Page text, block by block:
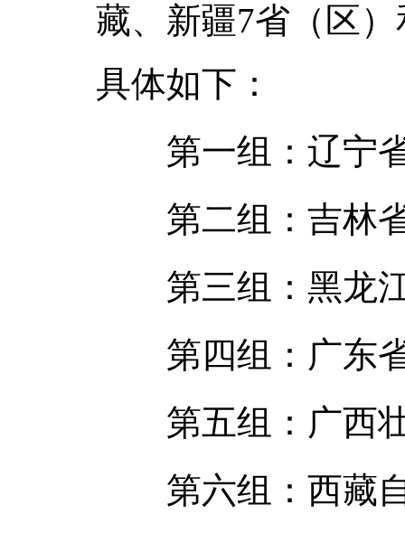
藏、新疆7省（区
具体如下：
第一组：辽宁省
第二组：吉林省
第三组：黑龙江
第四组：广东省
第五组：广西壮
第六组：西藏自